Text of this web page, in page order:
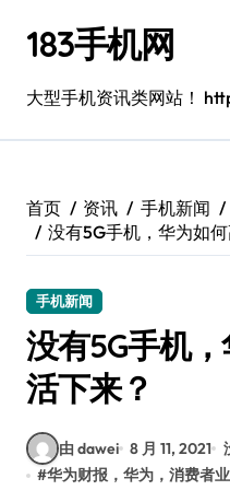
183手机网
大型手机资讯类网站！
首页 资讯 手机新闻
没有5G手机，华为如
手机新闻
没有5G手机
活下来？
由 dawei 8 月 11, 2021
#华为财报，华为，消费者